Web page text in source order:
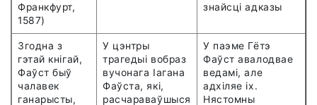
Франкфурт,
1587)
знайсці адказы
Згодна з
гэтай кнігай,
Фаўст быў
чалавек
ганарысты,
У цэнтры
трагедыі вобраз
вучонага Іагана
Фаўста, які,
расчараваўшыся
У паэме Гётэ
Фаўст авалодвае
ведамі, але
адхіляе іх.
Нястомны